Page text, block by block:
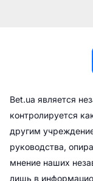
Bet.ua является
контролируется
другим
руководства,
мнение наших
лишь в